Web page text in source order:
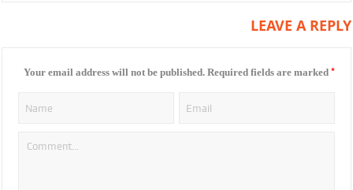
LEAVE A REPLY
Your email address will not be published. Required fields are marked *